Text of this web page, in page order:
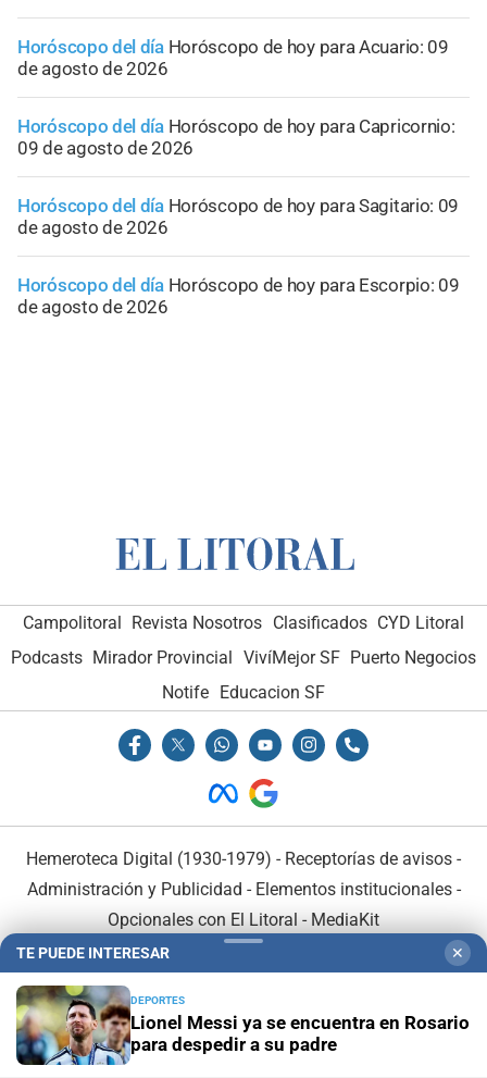
Horóscopo del día Horóscopo de hoy para Acuario: 09
de agosto de 2026
Horóscopo del día Horóscopo de hoy para Capricornio:
09 de agosto de 2026
Horóscopo del día Horóscopo de hoy para Sagitario: 09
de agosto de 2026
Horóscopo del día Horóscopo de hoy para Escorpio: 09
de agosto de 2026
Campolitoral Revista Nosotros Clasificados CYD Litoral
Podcasts Mirador Provincial VivíMejor SF Puerto Negocios
Notife Educacion SF
Hemeroteca Digital (1930-1979) - Receptorías de avisos -
Administración y Publicidad - Elementos institucionales-
Opcionales con El Litoral - MediaKit
TE PUEDE INTERESAR ✕
DEPORTES
Lionel Messi ya se encuentra en Rosario
para despedir a su padre